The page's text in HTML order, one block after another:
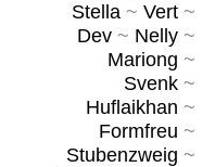
Stella~ Vert~
Dev~ Nelly~
Mariong ~
Svenk~
Huflaikhan ~
Formfreu ~
Stubenzweig ~